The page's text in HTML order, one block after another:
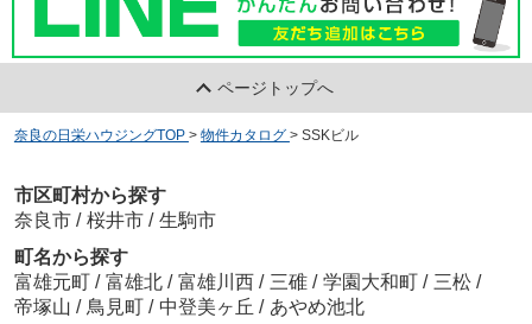
ページトップへ
奈良の日栄ハウジングTOP > 物件カタログ > SSKビル
市区町村から探す
奈良市 / 桜井市 / 生駒市
町名から探す
富雄元町 / 富雄北 / 富雄川西 / 三碓 / 学園大和町 / 三松 /
帝塚山 / 鳥見町 / 中登美ヶ丘 / あやめ池北